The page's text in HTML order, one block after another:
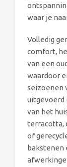
waar je
Volledig
comfort,
van een
waardoor
seizoenen
uitgevoerd
van het
terracotta,
of
bakstenen